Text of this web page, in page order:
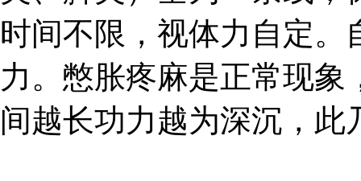
时间不限，视体力自定
力。憋胀疼麻是正常现
间越长功力越为深沉，此